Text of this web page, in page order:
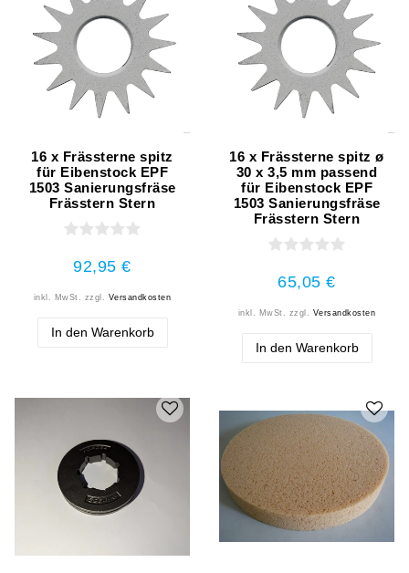
16 x Frässterne spitz
für Eibenstock EPF
1503 Sanierungsfräse
Frässtern Stern
92,95 €
inkl. MwSt. zzgl. Versandkosten
In den Warenkorb
16 x Frässterne spitz ø
30 x 3,5 mm passend
für Eibenstock EPF
1503 Sanierungsfräse
Frässtern Stern
65,05 €
inkl. MwSt. zzgl. Versandkosten
In den Warenkorb